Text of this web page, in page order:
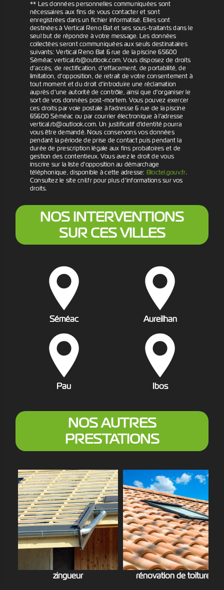
** Les données personnelles communiquées sont
nécessaires aux fins de vous contacter et sont
enregistrées dans un fichier informatisé. Elles sont
destinées à Vertical Reno Bat et ses sous-traitants dans le
seul but de répondre à votre message. Les données
collectées seront communiquées aux seuls destinataires
suivants: Vertical Reno Bat 6 rue de la piscine 65600
Séméac vertical.rb@outlook.com. Vous disposez de droits
d’accès, de rectification, d’effacement, de portabilité, de
limitation, d’opposition, de retrait de votre consentement à
tout moment et du droit d’introduire une réclamation
auprès d’une autorité de contrôle, ainsi que d’organiser le
sort de vos données post-mortem. Vous pouvez exercer
ces droits par voie postale à l'adresse 6 rue de la piscine
65600 Séméac ou par courrier électronique à l'adresse
vertical.rb@outlook.com. Un justificatif d'identité pourra
vous être demandé. Nous conservons vos données
pendant la période de prise de contact puis pendant la
durée de prescription légale aux fins probatoires et de
gestion des contentieux. Vous avez le droit de vous
inscrire sur la liste d'opposition au démarchage
téléphonique, disponible à cette adresse: Bloctel.gouv.fr.
Consultez le site cnil.fr pour plus d’informations sur vos
droits.
NOS INTERVENTIONS
SUR CES VILLES
Séméac Aureilhan
Pau Ibos
NOS AUTRES
PRESTATIONS
zingueur rénovation de toiture